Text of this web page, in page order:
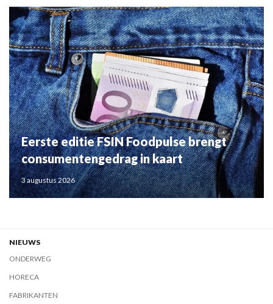
Eerste editie FSIN Foodpulse brengt
consumentengedrag in kaart
3 augustus 2026
NIEUWS
ONDERWEG
HORECA
FABRIKANTEN